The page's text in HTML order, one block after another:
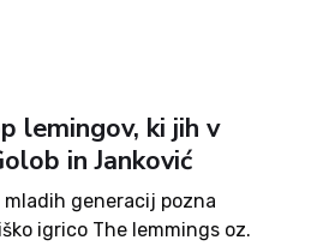
lemingov, ki jih v
in Janković
generacij pozna
igrico The lemmings oz.